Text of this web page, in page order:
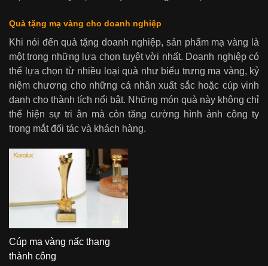
Quà tặng mạ vàng cho doanh nghiệp
Khi nói đến quà tặng doanh nghiệp, sản phẩm mạ vàng là
một trong những lựa chọn tuyệt vời nhất. Doanh nghiệp có
thể lựa chọn từ nhiều loại quà như biểu trưng mạ vàng, kỷ
niệm chương cho những cá nhân xuất sắc hoặc cúp vinh
danh cho thành tích nổi bật. Những món quà này không chỉ
thể hiện sự tri ân mà còn tăng cường hình ảnh công ty
trong mắt đối tác và khách hàng.
Cúp mạ vàng nấc thang
thành công